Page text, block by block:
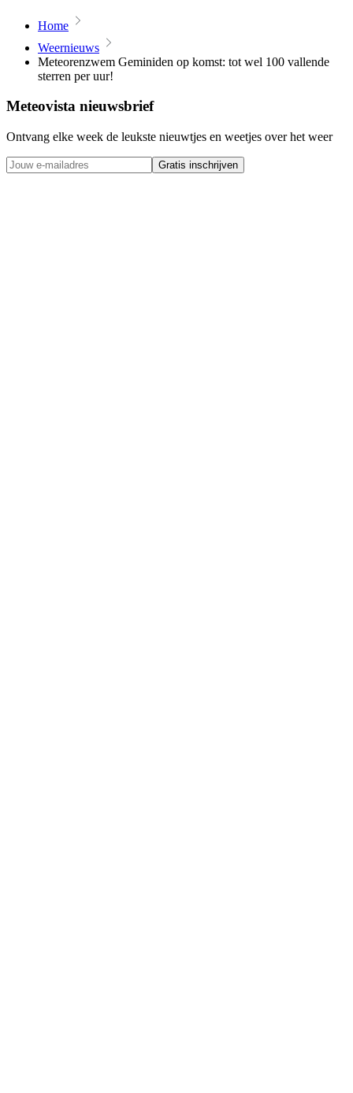
Home
Weernieuws
Meteorenzwem Geminiden op komst: tot wel 100 vallende
sterren per uur!
Meteovista nieuwsbrief
Ontvang elke week de leukste nieuwtjes en weetjes over het weer
Gratis inschrijven